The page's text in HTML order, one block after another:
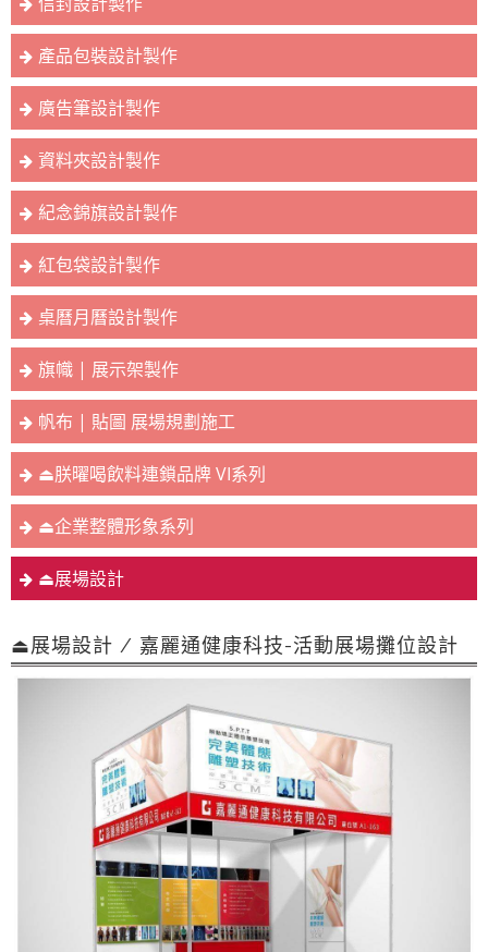
產品包裝設計製作
廣告筆設計製作
資料夾設計製作
紀念錦旗設計製作
紅包袋設計製作
桌曆月曆設計製作
旗幟 | 展示架製作
帆布 | 貼圖 展場規劃施工
⏏︎朕曜喝飲料連鎖品牌 VI系列
⏏︎企業整體形象系列
⏏︎展場設計
⏏︎展場設計 / 嘉麗通健康科技-活動展場攤位設計